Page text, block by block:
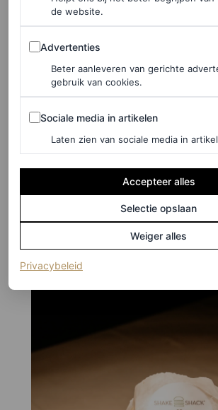
8/19
Karol G en Christina Aguilera
de website.
Advertenties
Advertenties
Beter aanleveren van gerichte
gebruik van cookies.
Sociale media in artikelen
Sociale media in artikelen
Laten zien van sociale media in
Accepteer alles
Selectie opslaan
Weiger alles
Privacybeleid